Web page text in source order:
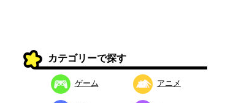
カテゴリーで探す
ゲーム アニメ